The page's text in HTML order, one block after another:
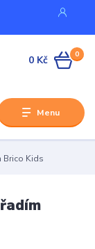
Menu
0
0 Kč
Brico Kids